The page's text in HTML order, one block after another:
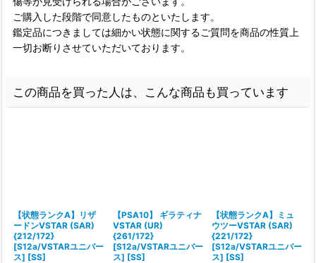
ご購入した段階で同意したものといたします。
鑑定品につきましては細かい状態に関するご質問を商品の性質上
一切お断りさせていただいております。
この商品を買った人は、こんな商品も買っています
【状態ランクA】リザ
ードンVSTAR (SAR)
{212/172}
[S12a/VSTARユニバー
ス] [SS]
【PSA10】 ギラティナ
VSTAR (UR)
{261/172}
[S12a/VSTARユニバー
ス] [SS]
【状態ランクA】ミュ
ウツーVSTAR (SAR)
{221/172}
[S12a/VSTARユニバー
ス] [SS]